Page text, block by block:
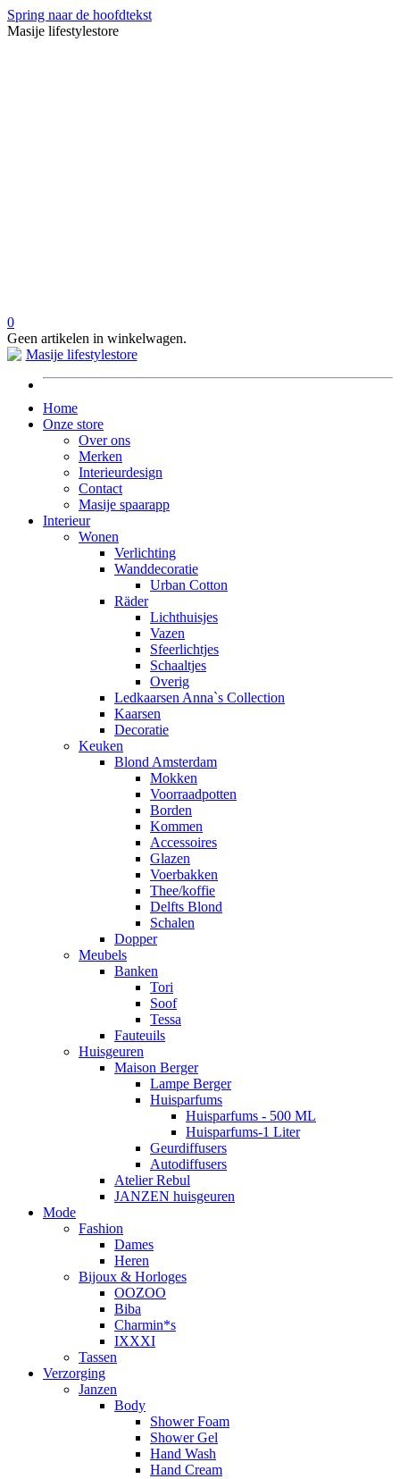
Spring naar de hoofdtekst
Masije lifestylestore
0
Geen artikelen in winkelwagen.
Home
Onze store
Over ons
Merken
Interieurdesign
Contact
Masije spaarapp
Interieur
Wonen
Verlichting
Wanddecoratie
Urban Cotton
Räder
Lichthuisjes
Vazen
Sfeerlichtjes
Schaaltjes
Overig
Ledkaarsen Anna`s Collection
Kaarsen
Decoratie
Keuken
Blond Amsterdam
Mokken
Voorraadpotten
Borden
Kommen
Accessoires
Glazen
Voerbakken
Thee/koffie
Delfts Blond
Schalen
Dopper
Meubels
Banken
Tori
Soof
Tessa
Fauteuils
Huisgeuren
Maison Berger
Lampe Berger
Huisparfums
Huisparfums - 500 ML
Huisparfums-1 Liter
Geurdiffusers
Autodiffusers
Atelier Rebul
JANZEN huisgeuren
Mode
Fashion
Dames
Heren
Bijoux & Horloges
OOZOO
Biba
Charmin*s
IXXXI
Tassen
Verzorging
Janzen
Body
Shower Foam
Shower Gel
Hand Wash
Hand Cream